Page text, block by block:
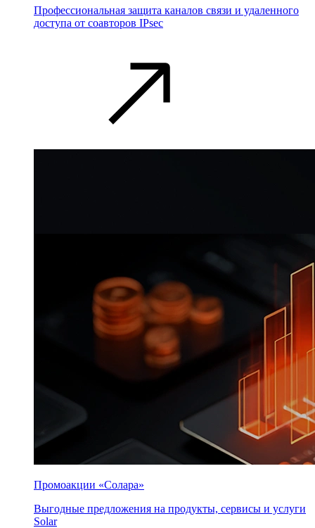
Профессиональная защита каналов связи и удаленного
доступа от соавторов IPsec
Промоакции «Солара»
Выгодные предложения на продукты, сервисы и услуги
Solar